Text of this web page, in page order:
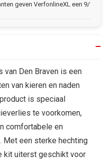
9/10
van Den Braven is een
van kieren en naden
is speciaal
te voorkomen,
comfortabele en
een sterke hechting
kit uiterst geschikt voor